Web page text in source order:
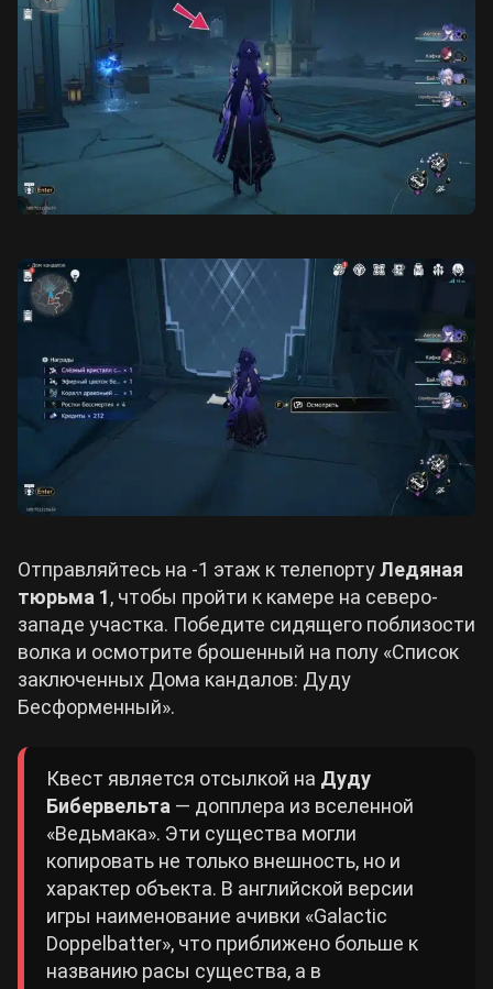
Отправляйтесь на -1 этаж к телепортуЛедяная
тюрьма 1, чтобы пройти к камере на северо-
западе участка. Победите сидящего поблизости
волка и осмотрите брошенный на полу «Список
заключенных Дома кандалов: Дуду
Бесформенный».
Квест является отсылкой на Дуду
Бибервельта — допплера из вселенной
«Ведьмака». Эти существа могли
копировать не только внешность, но и
характер объекта. В английской версии
игры наименование ачивки «Galactic
Doppelbatter», что приближено больше к
названию расы существа, а в